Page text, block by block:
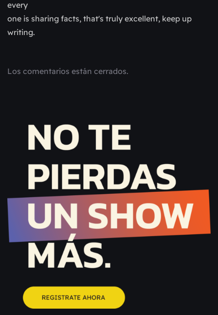
every
one is sharing facts, that's truly excellent, keep up
writing.
Los comentarios están cerrados.